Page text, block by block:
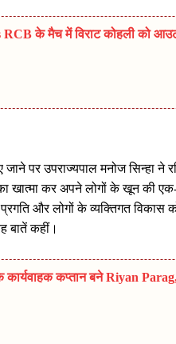
के मैच में विराट कोहली को
पर उपराज्यपाल मनोज सिन्हा ने
खात्मा कर अपने लोगों के खून की
और लोगों के व्यक्तिगत विकास
बातें कहीं।
कप्तान बने Riyan